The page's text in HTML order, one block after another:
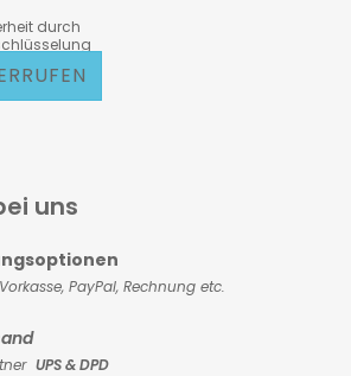
durch
uns
PayPal, Rechnung etc.
UPS & DPD